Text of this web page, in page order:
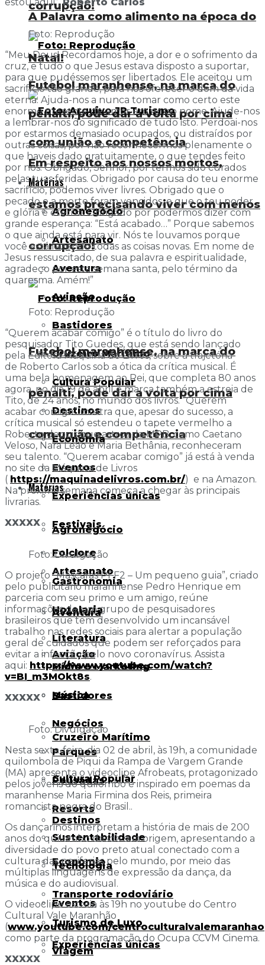
corrupção!
Futebol maranhense, na marca do
pênalti, pode dar a volta por cima
com união e competência
Matérias
Agronegócio
Artesanato
Aventura
Aviação
Bastidores
Cruzeiro Marítimo
Cultura Popular
Destinos
Economia
Eventos
Experiências únicas
Festivais
Folclore
Gastronomia
Hotelaria
Literatura
Mídia e Marketing
Música
Negócios
Parques
Pousadas
Resorts
Sustentabilidade
Tecnologia
Transporte rodoviário
Turismo de Luxo
Viagem
A Palavra como alimento na época do
Natal!
Em respeito aos nossos mortos,
estamos precisando viver com menos
corrupção!
Futebol maranhense, na marca do
pênalti, pode dar a volta por cima
com união e competência
Matérias
Agronegócio
Artesanato
Aventura
Aviação
Bastidores
Cruzeiro Marítimo
Cultura Popular
Destinos
Economia
Eventos
Experiências únicas
Foto: Reprodução
“Meu Deus! Recordamos hoje, a dor e o sofrimento da
cruz, e tudo o que Jesus estava disposto a suportar,
para que pudéssemos ser libertados. Ele aceitou um
sacrifício tão grande, para nos oferecer o dom da vida
eterna. Ajuda-nos a nunca tomar como certo este
enorme presente de amor em nosso nome. Ajude-nos
a lembrar-nos do significado de tudo isto. Perdoai-nos
por estarmos demasiado ocupados, ou distraídos por
outras coisas, por não reconhecermos plenamente o
que haveis dado gratuitamente, o que tendes feito
por nós. Obrigado, Senhor, por termos sido curados
pelas tuas feridas. Obrigado por causa do teu enorme
sacrifício, podemos viver livres. Obrigado que o
pecado e a morte foram vencidos, e que o teu poder
e glória é eterno. Obrigado por podermos dizer com
grande esperança: “Está acabado…” Porque sabemos
o que ainda está para vir. Nós te louvamos porque
você está fazendo todas as coisas novas. Em nome de
Jesus ressuscitado, de sua palavra e espiritualidade,
agradeço por esta semana santa, pelo término da
quaresma. Amém!”
Foto: Reprodução
“Querem acabar comigo” é o título do livro do
pesquisador Tito Guedes, que está sendo lançado
pela Editora Máquina de Livros, sobre a trajetória
de Roberto Carlos sob a ótica da crítica musical. É
uma bela homenagem ao Rei, que completa 80 anos
agora, no dia 19 de abril e marca também a estreia de
Tito, de 24 anos, no mundo dos livros. “Querem
acabar comigo” mostra que, apesar do sucesso, a
crítica musical só estendeu o tapete vermelho a
Roberto depois que astros da MPB, como Caetano
Veloso, Nara Leão e Maria Bethânia, reconheceram
seu talento. “Querem acabar comigo” já está à venda
no site da Máquina de Livros
( https://maquinadelivros.com.br/) e na Amazon.
Na próxima semana começa a chegar às principais
livrarias.
XXXXX
Foto: Divulgação
O projeto “Máscaras PFF2 – Um pequeno guia”, criado
pelo publicitário maranhense Pedro Henrique em
parceria com seu primo e um amigo, reúne
informações de um grupo de pesquisadores
brasileiros que tem desenvolvido um incansável
trabalho nas redes sociais para alertar a população
geral de cuidados que podem ser reforçados para
evitar a infecção pelo novo coronavírus. Assista
aqui: https://www.youtube.com/watch?
v=BI_m3MOkt8s.
XXXXX
Foto: Divulgação
Nesta sexta-feira, dia 02 de abril, às 19h, a comunidade
quilombola de Piqui da Rampa de Vargem Grande
(MA) apresenta o videoclipe Afrobeats, protagonizado
pelos jovens do quilombo e inspirado em poemas da
maranhense Maria Firmina dos Reis, primeira
romancista negra do Brasil..
Os dançarinos interpretam a história de mais de 200
anos do quilombo desde sua origem, apresentando a
diversidade do povo preto atual conectado com a
cultura das periferias pelo mundo, por meio das
múltiplas linguagens de expressão da dança, da
música e do audiovisual.
O videoclipe estreia às 19h no youtube do Centro
Cultural Vale Maranhão
(www.youtube.com/centroculturalvalemaranhao
como parte da programação do Ocupa CCVM Cinema.
XXXXX